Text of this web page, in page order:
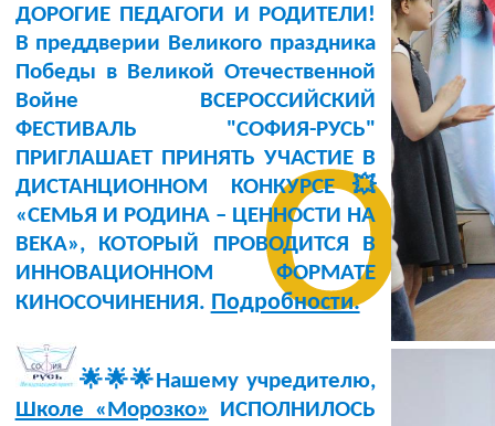
ДОРОГИЕ ПЕДАГОГИ И РОДИТЕЛИ!
В преддверии Великого праздника
Победы в Великой Отечественной
Войне ВСЕРОССИЙСКИЙ
ФЕСТИВАЛЬ "СОФИЯ-РУСЬ"
ПРИГЛАШАЕТ ПРИНЯТЬ УЧАСТИЕ В
ДИСТАНЦИОННОМ КОНКУРСЕ💥
«СЕМЬЯ И РОДИНА – ЦЕННОСТИ НА
ВЕКА», КОТОРЫЙ ПРОВОДИТСЯ В
ИННОВАЦИОННОМ ФОРМАТЕ
КИНОСОЧИНЕНИЯ. Подробности.
🌟🌟🌟Нашему учредителю,
Школе «Морозко» ИСПОЛНИЛОСЬ